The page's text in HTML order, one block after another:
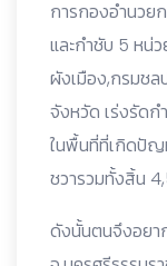
การกองอำนวย
และกำชับ 5 หน่
ผังเมือง,กรมชล
จังหวัด เร่งรัดก
ในพื้นที่ที่เกิดปัญ
ชวารวมทั้งสิ้น
ดังนั้นตนจึงอยา